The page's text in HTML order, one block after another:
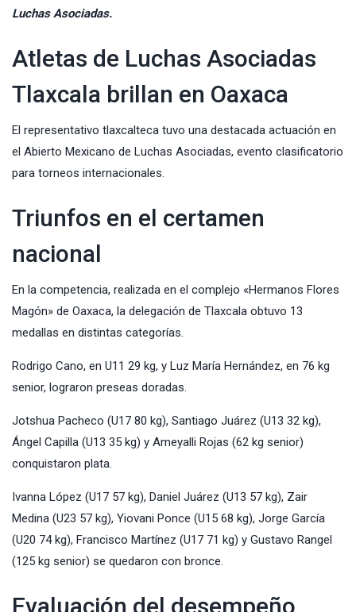
Luchas Asociadas.
Atletas de Luchas Asociadas
Tlaxcala brillan en Oaxaca
El representativo tlaxcalteca tuvo una destacada actuación en
el Abierto Mexicano de Luchas Asociadas, evento clasificatorio
para torneos internacionales.
Triunfos en el certamen
nacional
En la competencia, realizada en el complejo «Hermanos Flores
Magón» de Oaxaca, la delegación de Tlaxcala obtuvo 13
medallas en distintas categorías.
Rodrigo Cano, en U11 29 kg, y Luz María Hernández, en 76 kg
senior, lograron preseas doradas.
Jotshua Pacheco (U17 80 kg), Santiago Juárez (U13 32 kg),
Ángel Capilla (U13 35 kg) y Ameyalli Rojas (62 kg senior)
conquistaron plata.
Ivanna López (U17 57 kg), Daniel Juárez (U13 57 kg), Zair
Medina (U23 57 kg), Yiovani Ponce (U15 68 kg), Jorge García
(U20 74 kg), Francisco Martínez (U17 71 kg) y Gustavo Rangel
(125 kg senior) se quedaron con bronce.
Evaluación del desempeño